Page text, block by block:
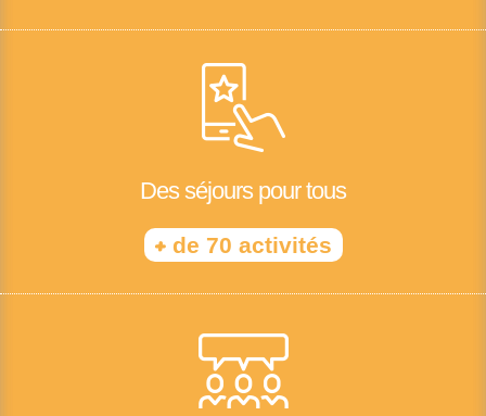
Des séjours pour tous
+de 70 activités